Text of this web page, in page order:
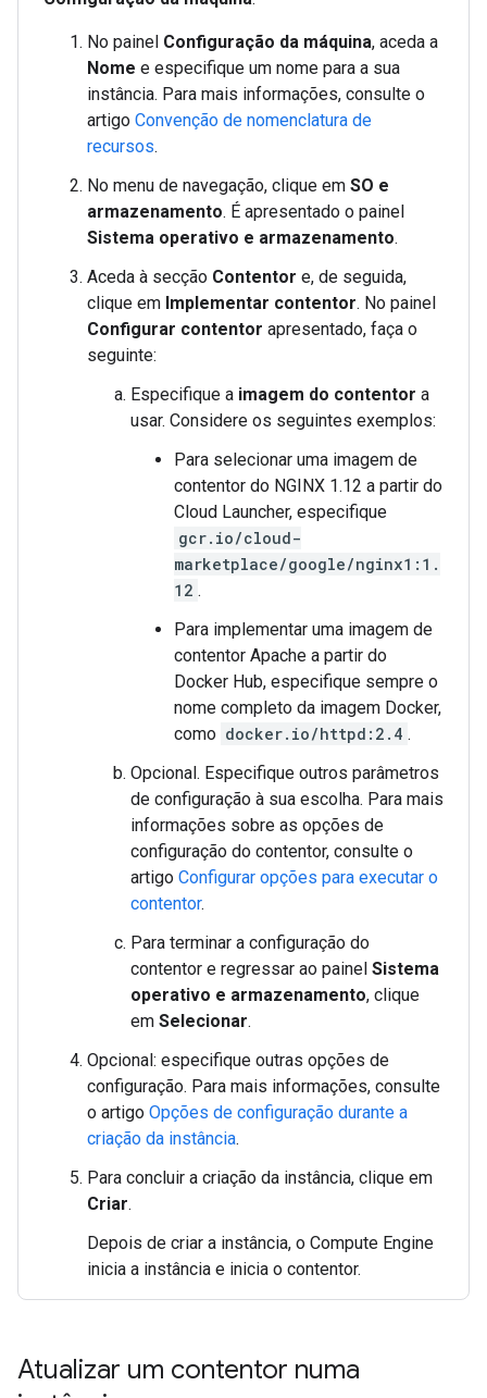
No painel Configuração da máquina, aceda a
Nome e especifique um nome para a sua
instância. Para mais informações, consulte o
artigo Convenção de nomenclatura de
recursos.
No menu de navegação, clique em SO e
armazenamento. É apresentado o painel
Sistema operativo e armazenamento.
Aceda à secção Contentor e, de seguida,
clique em Implementar contentor. No painel
Configurar contentor apresentado, faça o
seguinte:
Especifique a imagem do contentor a
usar. Considere os seguintes exemplos:
Para selecionar uma imagem de
contentor do NGINX 1.12 a partir do
Cloud Launcher, especifique
gcr.io/cloud-
marketplace/google/nginx1:1.
12 .
Para implementar uma imagem de
contentor Apache a partir do
Docker Hub, especifique sempre o
nome completo da imagem Docker,
como docker.io/httpd:2.4 .
Opcional. Especifique outros parâmetros
de configuração à sua escolha. Para mais
informações sobre as opções de
configuração do contentor, consulte o
artigo Configurar opções para executar o
contentor.
Para terminar a configuração do
contentor e regressar ao painel Sistema
operativo e armazenamento, clique
em Selecionar.
Opcional: especifique outras opções de
configuração. Para mais informações, consulte
o artigo Opções de configuração durante a
criação da instância.
Para concluir a criação da instância, clique em
Criar.
Depois de criar a instância, o Compute Engine
inicia a instância e inicia o contentor.
Atualizar um contentor numa